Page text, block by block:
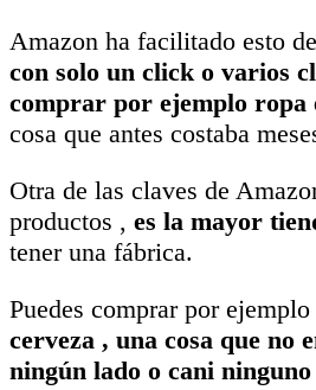
Amazon ha facilitado esto
con solo un click o varios
comprar por ejemplo ropa
cosa que antes costaba
Otra de las claves de
productos , es la mayor
tener una fábrica.
Puedes comprar por ejemplo
cerveza , una cosa que no
ningún lado o cani ninguno